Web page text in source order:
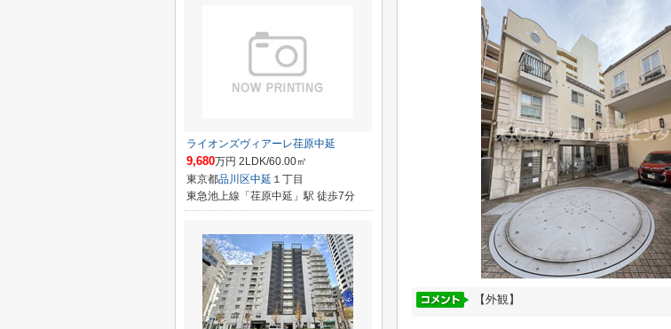
【外観】
ライオンズヴィアーレ荏原中延
9,680万円 2LDK/60.00㎡
東京都品川区中延 １丁目
東急池上線「荏原中延」駅 徒歩7分